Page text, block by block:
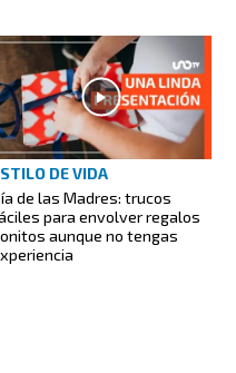
DE VIDA
de las Madres: trucos
para envolver regalos
aunque no tengas